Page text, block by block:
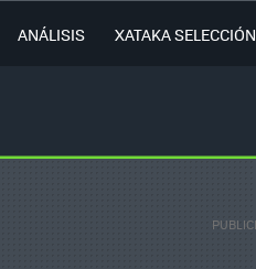
ANÁLISIS XATAKA SELECCIÓN